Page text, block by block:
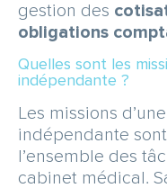
gestion des
obligations
Quelles sont les
indépendante ?
Les missions
indépendante
l’ensemble des
cabinet médical.